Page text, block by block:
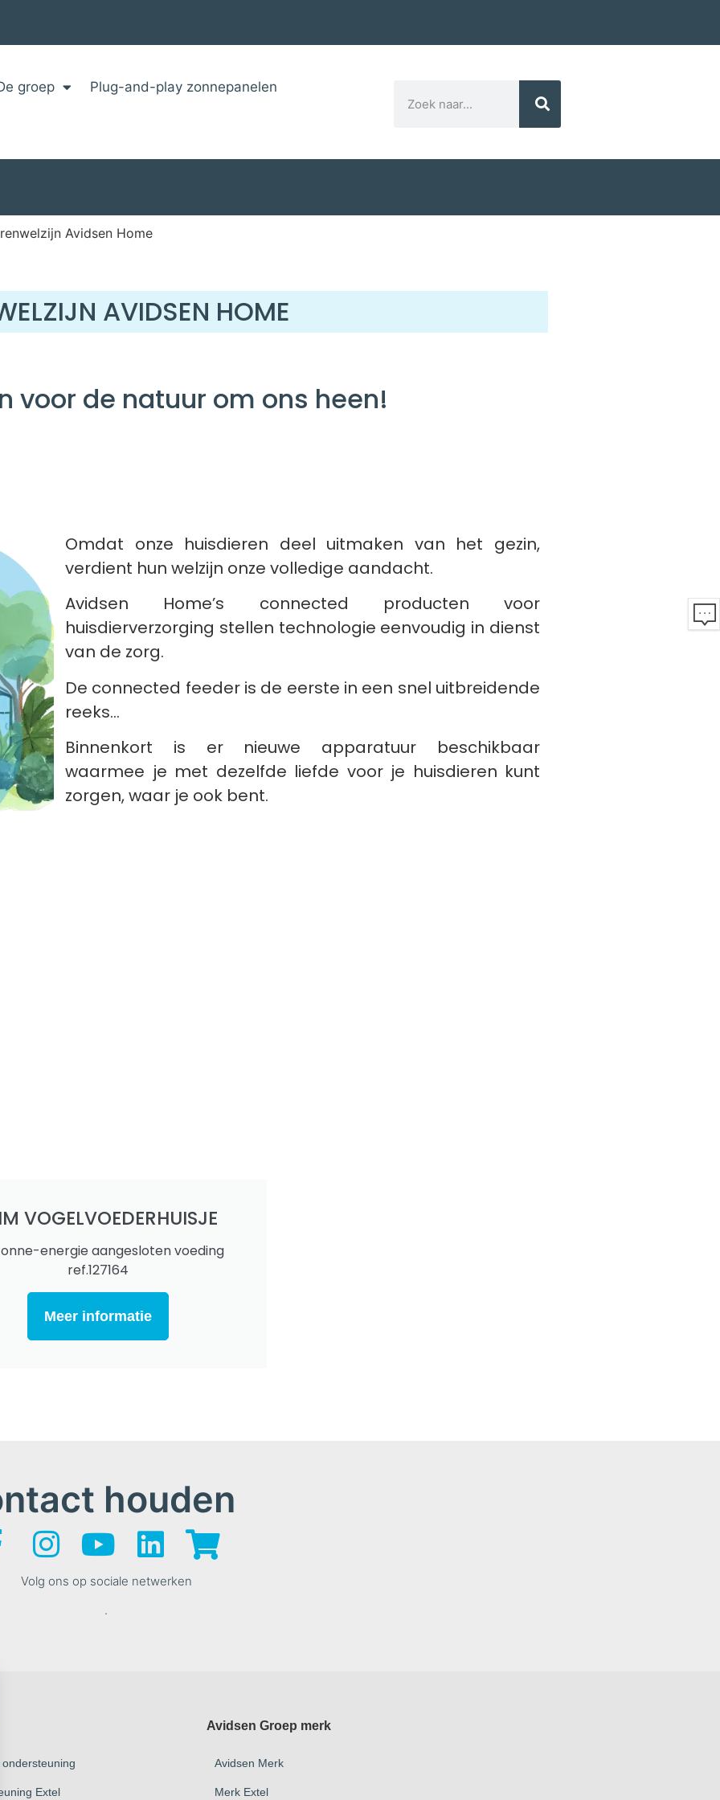
groep Plug-and-play zonnepanelen
Avidsen Home
AVIDSEN HOME
voor de natuur om ons heen!
Omdat onze huisdieren deel uitmaken van het gezin,
verdient hun welzijn onze volledige aandacht.
Avidsen Home’s connected producten voor
huisdierverzorging stellen technologie eenvoudig in dienst
van de zorg.
De connected feeder is de eerste in een snel uitbreidende
reeks…
Binnenkort is er nieuwe apparatuur beschikbaar
waarmee je met dezelfde liefde voor je huisdieren kunt
zorgen, waar je ook bent.
VOGELVOEDERHUISJE
energie aangesloten voeding
ref.127164
Meer informatie
houden
Volg ons op sociale netwerken
.
ondersteuning
Extel
Avidsen Groep merk
Avidsen Merk
Merk Extel